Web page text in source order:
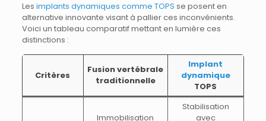
Les implants dynamiques comme TOPS se posent en
alternative innovante visant à pallier ces inconvénients.
Voici un tableau comparatif mettant en lumière ces
distinctions :
Critères
Fusion vertébrale
traditionnelle
Implant
dynamique
TOPS
Immobilisation
Stabilisation
avec